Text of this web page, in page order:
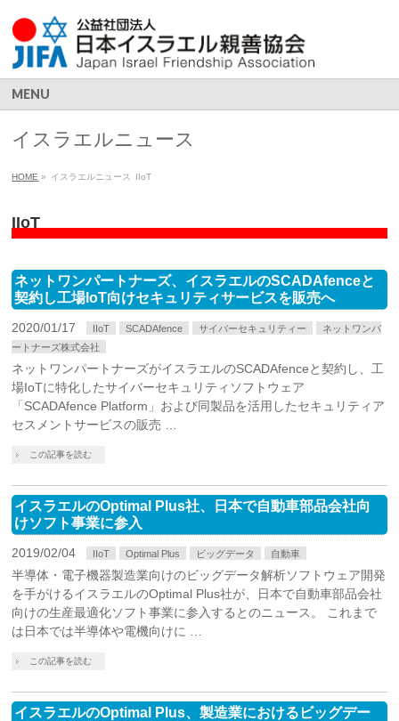
MENU
イスラエルニュース
HOME » イスラエルニュース IIoT
IIoT
ネットワンパートナーズ、イスラエルのSCADAfenceと
契約し工場IoT向けセキュリティサービスを販売へ
2020/01/17 IIoT SCADAfence サイバーセキュリティー
ネットワンパ
ートナーズ株式会社
ネットワンパートナーズがイスラエルのSCADAfenceと契約し、工
場IoTに特化したサイバーセキュリティソフトウェア
「SCADAfence Platform」および同製品を活用したセキュリティア
セスメントサービスの販売 …
この記事を読む
イスラエルのOptimal Plus社、日本で自動車部品会社向
けソフト事業に参入
2019/02/04 IIoT Optimal Plus ビッグデータ 自動車
半導体・電子機器製造業向けのビッグデータ解析ソフトウェア開発
を手がけるイスラエルのOptimal Plus社が、日本で自動車部品会社
向けの生産最適化ソフト事業に参入するとのニュース。 これまで
は日本では半導体や電機向けに …
この記事を読む
イスラエルのOptimal Plus、製造業におけるビッグデー